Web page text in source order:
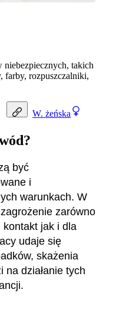
W. żeńska
niebezpiecznych, takich
farby, rozpuszczalniki,
być
i
warunkach. W
zarówno
jak i dla
udaje się
skażenia
na działanie tych